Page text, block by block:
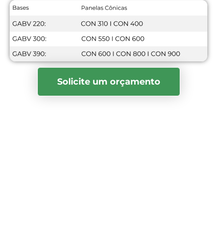
Solicite um orçamento